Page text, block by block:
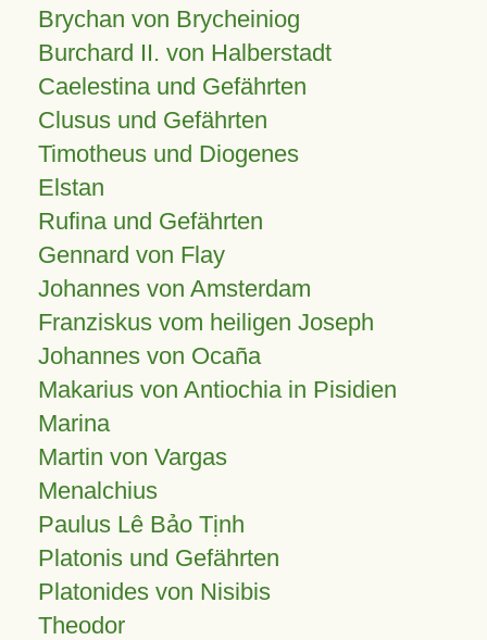
Brychan von Brycheiniog
Burchard II. von Halberstadt
Caelestina und Gefährten
Clusus und Gefährten
Timotheus und Diogenes
Elstan
Rufina und Gefährten
Gennard von Flay
Johannes von Amsterdam
Franziskus vom heiligen Joseph
Johannes von Ocaña
Makarius von Antiochia in Pisidien
Marina
Martin von Vargas
Menalchius
Paulus Lê Bảo Tịnh
Platonis und Gefährten
Platonides von Nisibis
Theodor